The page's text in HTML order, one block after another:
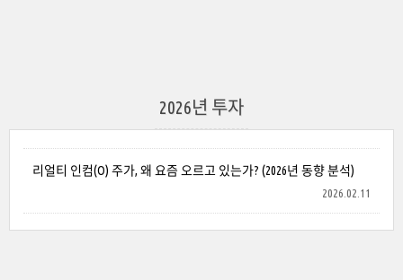
2026년 투자
리얼티 인컴(O) 주가, 왜 요즘 오르고 있는가? (2026년 동향 분석)
2026.02.11